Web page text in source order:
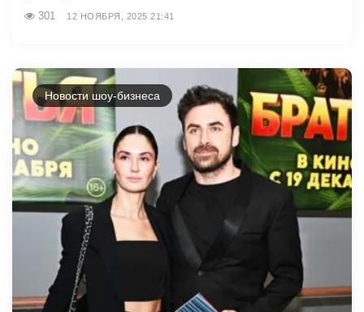
301 12 НОЯБРЯ, 2025 21:41
Новости шоу-бизнеса